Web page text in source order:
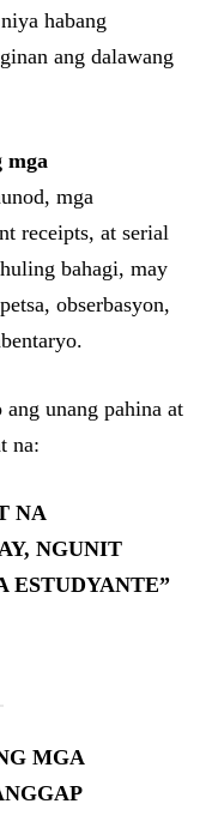
habang
ang dalawang
mga
mga
receipts, at serial
bahagi, may
obserbasyon,
unang pahina at
na:
NA
NGUNIT
ESTUDYANTE”
MGA